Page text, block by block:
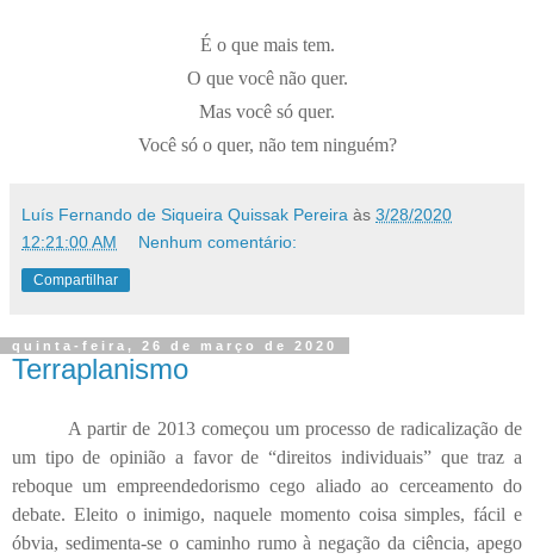
É o que mais tem.
O que você não quer.
Mas você só quer.
Você só o quer, não tem ninguém?
Luís Fernando de Siqueira Quissak Pereira às 3/28/2020
12:21:00 AM
Nenhum comentário:
Compartilhar
quinta-feira, 26 de março de 2020
Terraplanismo
A partir de 2013 começou um processo de radicalização de
um tipo de opinião a favor de “direitos individuais” que traz a
reboque um empreendedorismo cego aliado ao cerceamento do
debate. Eleito o inimigo, naquele momento coisa simples, fácil e
óbvia, sedimenta-se o caminho rumo à negação da ciência, apego